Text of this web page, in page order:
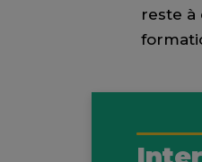
reste à